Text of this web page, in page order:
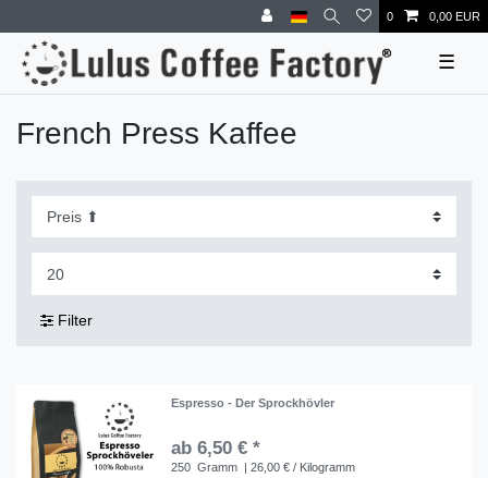
0 0,00 EUR
☰
French Press Kaffee
Filter
Espresso - Der Sprockhövler
ab 6,50 € *
250 Gramm | 26,00 € / Kilogramm